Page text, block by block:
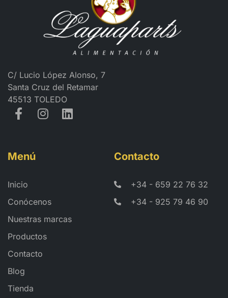
C/ Lucio López Alonso, 7
Santa Cruz del Retamar
45513 TOLEDO
Menú
Inicio
Conócenos
Nuestras marcas
Productos
Contacto
Blog
Tienda
Contacto
+34 - 659 22 76 32
+34 - 925 79 46 90